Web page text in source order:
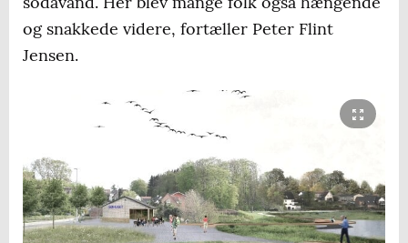
og snakkede videre, fortæller Peter Flint
Jensen.